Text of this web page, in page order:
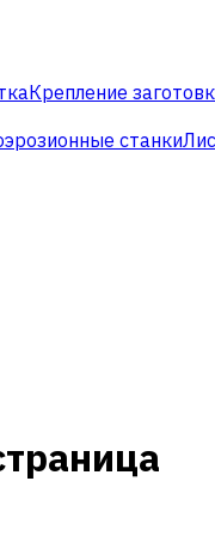
Крепление
станки